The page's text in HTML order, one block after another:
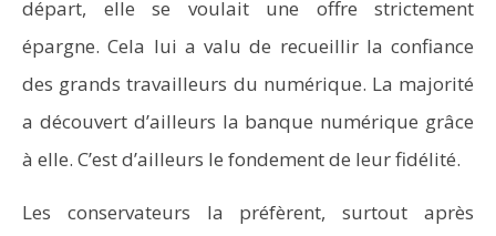
départ, elle se voulait une offre strictement
épargne. Cela lui a valu de recueillir la confiance
des grands travailleurs du numérique. La majorité
a découvert d’ailleurs la banque numérique grâce
à elle. C’est d’ailleurs le fondement de leur fidélité.
Les conservateurs la préfèrent, surtout après